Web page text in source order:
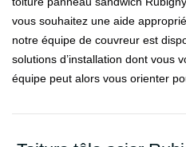
vous souhaitez une aide
notre équipe de couvreur est
solutions d’installation dont vous
équipe peut alors vous orienter